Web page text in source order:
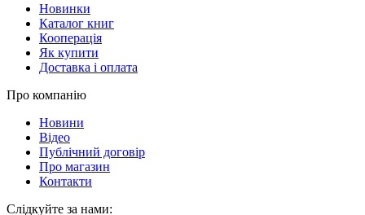
Новинки
Каталог книг
Кооперація
Як купити
Доставка і оплата
Про компанію
Новини
Відео
Публічний договір
Про магазин
Контакти
Слідкуйте за нами: